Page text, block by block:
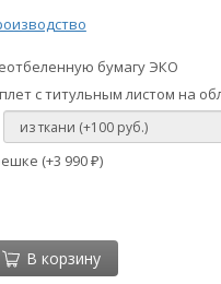
бумагу ЭКО
с титульным листом на
(+3 990 ₽)
В корзину